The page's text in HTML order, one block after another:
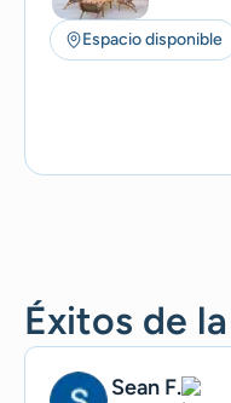
Espacio disponible
Éxitos de
Sean F.